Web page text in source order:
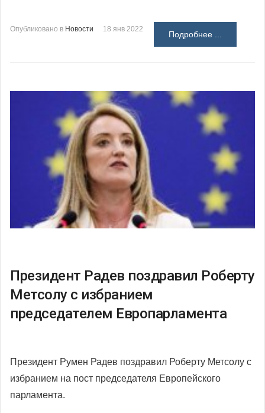
Опубликовано в Новости 18 янв 2022
Подробнее ...
Президент Радев поздравил Роберту
Метсолу с избранием
председателем Европарламента
Президент Румен Радев поздравил Роберту Метсолу с
избранием на пост председателя Европейского
парламента.